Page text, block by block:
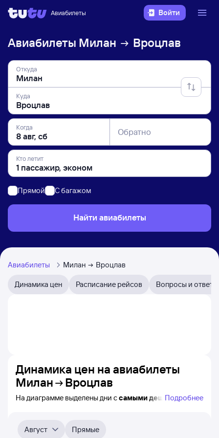
Авиабилеты Войти
Авиабилеты Милан Вроцлав
Откуда
Куда
Когда Обратно
Кто летит
Прямой C багажом
Найти авиабилеты
Авиабилеты Милан Вроцлав
Динамика цен Расписание рейсов Вопросы и ответы
Динамика цен на авиабилеты
Милан
Вроцлав
На диаграмме выделены дни ссамыми дешёвыми
на ближайшие 4-5 месяца. Выберите день, перейдите
по клику к поиску авиабилетов и получению
Подробнее
Август
Прямые